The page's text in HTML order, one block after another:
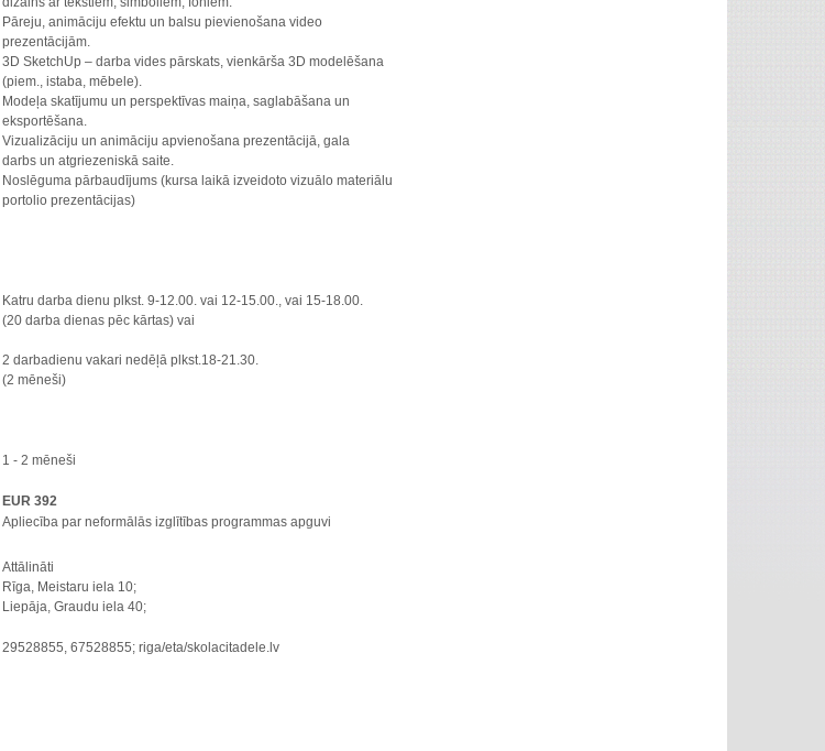
Pāreju, animāciju efektu un balsu pievienošana video
prezentācijām.
3D SketchUp – darba vides pārskats, vienkārša 3D modelēšana
(piem., istaba, mēbele).
Modeļa skatījumu un perspektīvas maiņa, saglabāšana un
eksportēšana.
Vizualizāciju un animāciju apvienošana prezentācijā, gala
darbs un atgriezeniskā saite.
Noslēguma pārbaudījums (kursa laikā izveidoto vizuālo materiālu
portolio prezentācijas)
Katru darba dienu plkst. 9-12.00. vai 12-15.00., vai 15-18.00.
(20 darba dienas pēc kārtas) vai
2 darbadienu vakari nedēļā plkst.18-21.30.
(2 mēneši)
1 - 2 mēneši
EUR 392
Apliecība par neformālās izglītības programmas apguvi
Attālināti
Rīga, Meistaru iela 10;
Liepāja, Graudu iela 40;
29528855, 67528855; riga/eta/skolacitadele.lv